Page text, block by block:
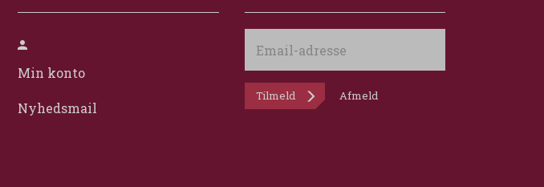
Min konto
Nyhedsmail
adresse
Tilmeld Afmeld